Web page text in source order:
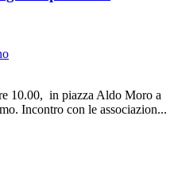
10.00, in piazza Aldo Moro a
Incontro con le associazion...